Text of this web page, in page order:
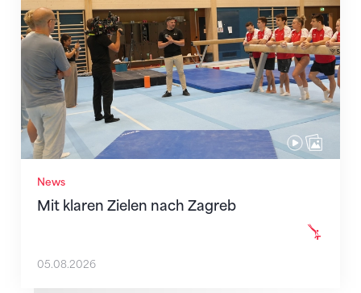
News
Mit klaren Zielen nach Zagreb
05.08.2026